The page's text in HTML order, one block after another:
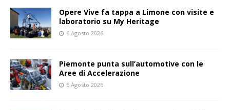
Opere Vive fa tappa a Limone con visite e
laboratorio su My Heritage
6 Agosto 2026
Piemonte punta sull’automotive con le
Aree di Accelerazione
6 Agosto 2026